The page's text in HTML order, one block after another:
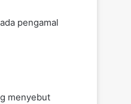
pengamal
menyebut